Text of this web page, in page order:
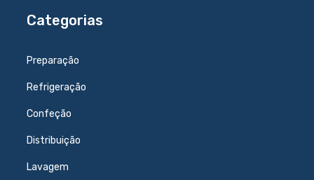
Categorias
Preparação
Refrigeração
Confeção
Distribuição
Lavagem